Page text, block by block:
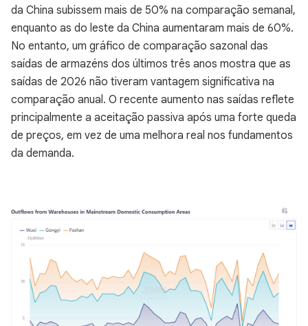
da China subissem mais de 50% na comparação semanal,
enquanto as do leste da China aumentaram mais de 60%.
No entanto, um gráfico de comparação sazonal das
saídas de armazéns dos últimos três anos mostra que as
saídas de 2026 não tiveram vantagem significativa na
comparação anual. O recente aumento nas saídas reflete
principalmente a aceitação passiva após uma forte queda
de preços, em vez de uma melhora real nos fundamentos
da demanda.